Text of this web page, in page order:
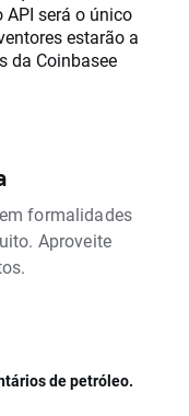
API será o único
estarão a
da Coinbasee
formalidades
Aproveite
de petróleo.